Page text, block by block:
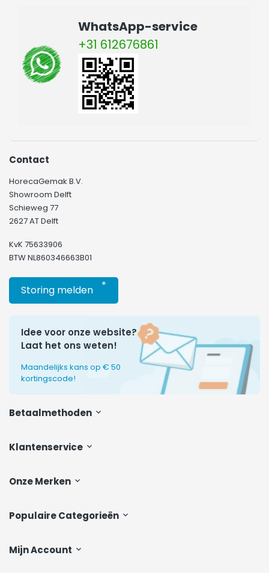
WhatsApp-service
+31 612676861
Klantenservice
Onze Merken
Populaire Categorieën
Mijn Account
Contact
HorecaGemak B.V.
Showroom Delft
Schieweg 77
2627 AT Delft
KvK 75633906
BTW NL860346663B01
Storing melden *
Idee voor onze website?
Laat het ons weten!
Maandelijks kans op € 50
kortingscode!
Betaalmethoden